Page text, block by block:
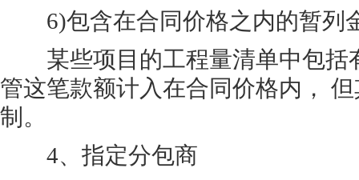
6)包含在合同价格之内的暂列
某些项目的工程量清单中包括
管这笔款额计入在合同价格内，
制。
4、指定分包商